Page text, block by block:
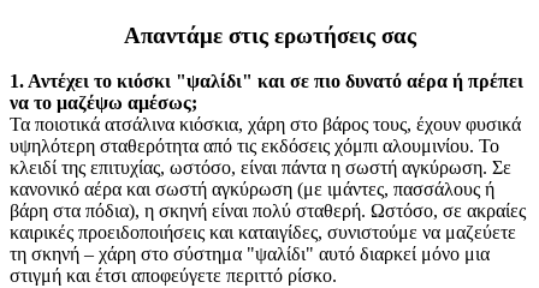
Απαντάμε στις ερωτήσεις σας
1. Αντέχει το κιόσκι "ψαλίδι" και σε πιο δυνατό αέρα ή πρέπει
να το μαζέψω αμέσως;
Τα ποιοτικά ατσάλινα κιόσκια, χάρη στο βάρος τους, έχουν φυσικά
υψηλότερη σταθερότητα από τις εκδόσεις χόμπι αλουμινίου. Το
κλειδί της επιτυχίας, ωστόσο, είναι πάντα η σωστή αγκύρωση. Σε
κανονικό αέρα και σωστή αγκύρωση (με ιμάντες, πασσάλους ή
βάρη στα πόδια), η σκηνή είναι πολύ σταθερή. Ωστόσο, σε ακραίες
καιρικές προειδοποιήσεις και καταιγίδες, συνιστούμε να μαζεύετε
τη σκηνή – χάρη στο σύστημα "ψαλίδι" αυτό διαρκεί μόνο μια
στιγμή και έτσι αποφεύγετε περιττό ρίσκο.